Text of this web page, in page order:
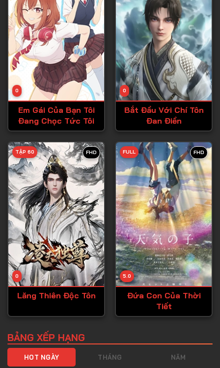
Tập 31
Tập 32
Tập 33
Tập 34
Tập 35
Tập 36
Tập 39
Tập 40
Tập 41
Tập 42
Tập 43
Tập 44
Tập 45
Tập 46
Tập 47
Tập 49
0
Em Gái Của Bạn Tôi
Đang Chọc Tức Tôi
0
Bắt Đầu Với Chí Tôn
Đan Điền
FHD
0
TẬP 60
Lăng Thiên Độc Tôn
FHD
5.0
FULL
Đứa Con Của Thời
Tiết
BẢNG XẾP HẠNG
HOT NGÀY THÁNG NĂM